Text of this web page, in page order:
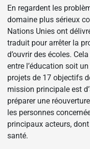
En regardent les
domaine plus sérieux
Nations Unies ont
traduit pour arrêter la
d’ouvrir des écoles.
entre l’éducation soit
projets de 17 objectifs
mission principale est
préparer une
les personnes
principaux acteurs,
santé.